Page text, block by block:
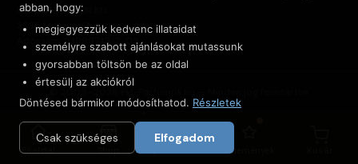
NET INNOVATION Kft.
3535 Miskolc, Csendes u. 44.
Adószám: 23999743-2-05
© 2005–2026 FM-Parfümök.hu — Minden jog fenntartva
abban, hogy:
megjegyezzük kedvenc illataidat
személyre szabott ajánlásokat mutassunk
gyorsabban töltsön be az oldal
értesülj az akciókról
Döntésed bármikor módosíthatod. Részletek
Csak szükséges Elfogadom
Főoldal Shop Vélemények